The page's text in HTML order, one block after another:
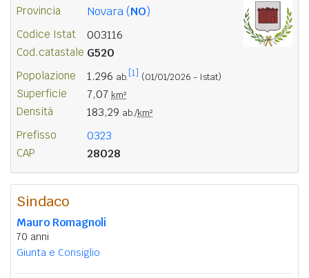
Provincia Novara (NO)
Codice Istat 003116
Cod.catastale G520
Popolazione 1.296 ab. [1] (01/01/2026 - Istat)
Superficie 7,07 km²
Densità 183,29 ab./km²
Prefisso 0323
CAP 28028
Sindaco
Mauro Romagnoli
70 anni
Giunta e Consiglio